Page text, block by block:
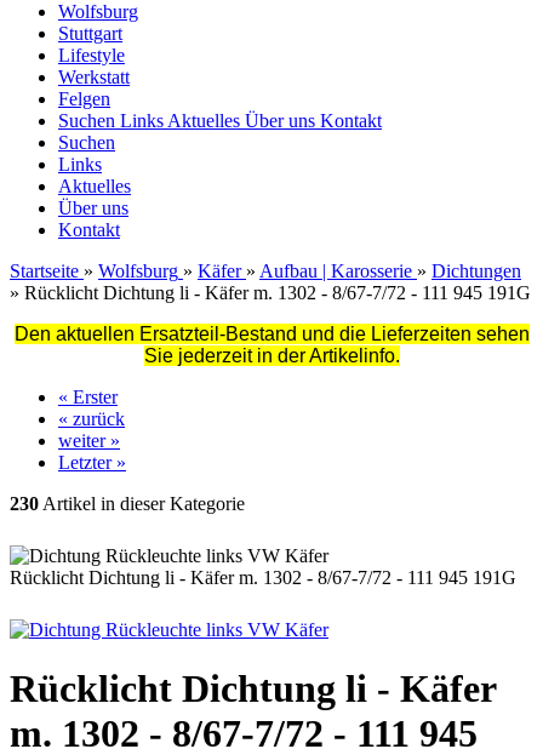
Wolfsburg
Stuttgart
Lifestyle
Werkstatt
Felgen
Suchen Links Aktuelles Über uns Kontakt
Suchen
Links
Aktuelles
Über uns
Kontakt
Startseite » Wolfsburg » Käfer » Aufbau | Karosserie » Dichtungen
» Rücklicht Dichtung li - Käfer m. 1302 - 8/67-7/72 - 111 945 191G
Den aktuellen Ersatzteil-Bestand und die Lieferzeiten sehen
Sie jederzeit in der Artikelinfo.
« Erster
« zurück
weiter »
Letzter »
230 Artikel in dieser Kategorie
Rücklicht Dichtung li - Käfer m. 1302 - 8/67-7/72 - 111 945 191G
Rücklicht Dichtung li - Käfer
m. 1302 - 8/67-7/72 - 111 945